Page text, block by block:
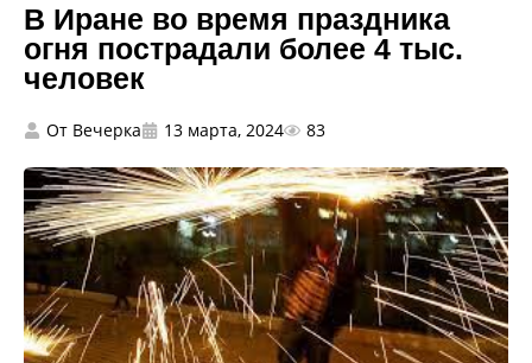
В Иране во время праздника
огня пострадали более 4 тыс.
человек
От Вечерка 13 марта, 2024 83